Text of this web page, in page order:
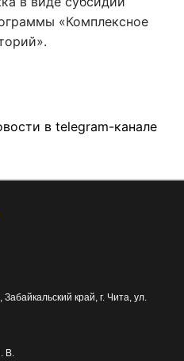
«Комплексное
в telegram-канале
Забайкальский край, г. Чита ул.
В.